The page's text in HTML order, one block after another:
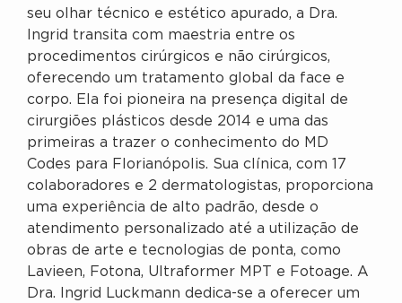
seu olhar técnico e estético apurado, a Dra.
Ingrid transita com maestria entre os
procedimentos cirúrgicos e não cirúrgicos,
oferecendo um tratamento global da face e
corpo. Ela foi pioneira na presença digital de
cirurgiões plásticos desde 2014 e uma das
primeiras a trazer o conhecimento do MD
Codes para Florianópolis. Sua clínica, com 17
colaboradores e 2 dermatologistas, proporciona
uma experiência de alto padrão, desde o
atendimento personalizado até a utilização de
obras de arte e tecnologias de ponta, como
Lavieen, Fotona, Ultraformer MPT e Fotoage. A
Dra. Ingrid Luckmann dedica-se a oferecer um